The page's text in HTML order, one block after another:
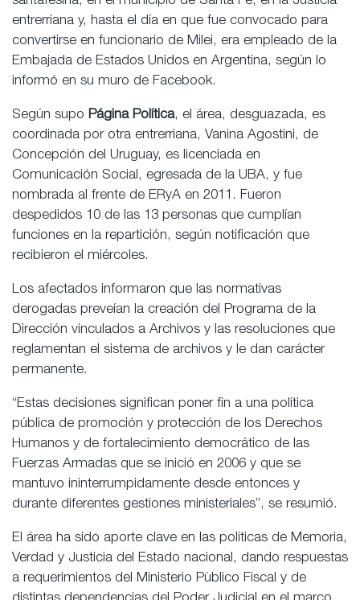
entrerriana y, hasta el día en que fue convocado para
convertirse en funcionario de Milei, era empleado de la
Embajada de Estados Unidos en Argentina, según lo
informó en su muro de Facebook.
Según supo Página Política, el área, desguazada, es
coordinada por otra entrerriana, Vanina Agostini, de
Concepción del Uruguay, es licenciada en
Comunicación Social, egresada de la UBA, y fue
nombrada al frente de ERyA en 2011. Fueron
despedidos 10 de las 13 personas que cumplían
funciones en la repartición, según notificación que
recibieron el miércoles.
Los afectados informaron que las normativas
derogadas preveían la creación del Programa de la
Dirección vinculados a Archivos y las resoluciones que
reglamentan el sistema de archivos y le dan carácter
permanente.
“Estas decisiones significan poner fin a una política
pública de promoción y protección de los Derechos
Humanos y de fortalecimiento democrático de las
Fuerzas Armadas que se inició en 2006 y que se
mantuvo ininterrumpidamente desde entonces y
durante diferentes gestiones ministeriales”, se resumió.
El área ha sido aporte clave en las políticas de Memoria,
Verdad y Justicia del Estado nacional, dando respuestas
a requerimientos del Ministerio Pùblico Fiscal y de